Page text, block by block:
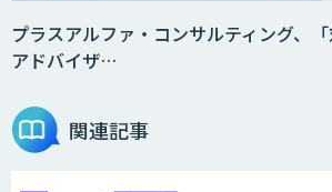
プラスアルファ・コンサルティング、
アドバイザ…
関連記事